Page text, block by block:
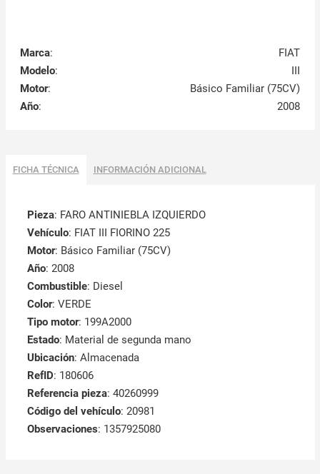
Marca:
FIAT
Modelo:
III
Motor:
Básico Familiar (75CV)
Año: 2008
FICHA TÉCNICA INFORMACIÓN ADICIONAL
Pieza: FARO ANTINIEBLA IZQUIERDO
Vehículo: FIAT III FIORINO 225
Motor: Básico Familiar (75CV)
Año: 2008
Combustible: Diesel
Color: VERDE
Tipo motor: 199A2000
Estado: Material de segunda mano
Ubicación: Almacenada
RefID: 180606
Referencia pieza: 40260999
Código del vehículo: 20981
Observaciones: 1357925080